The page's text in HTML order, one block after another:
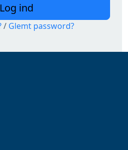
Log ind
/ Glemt password?